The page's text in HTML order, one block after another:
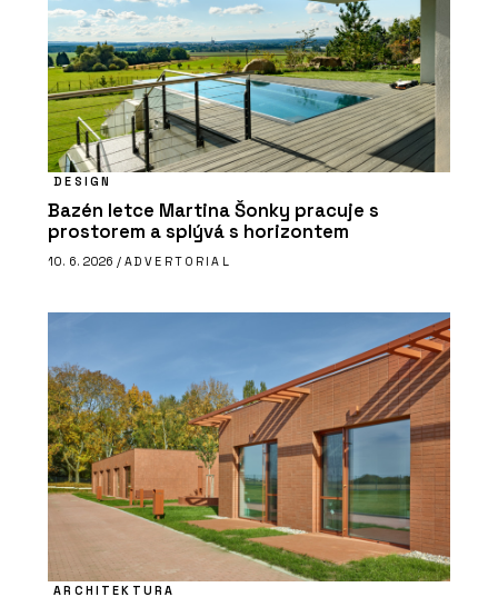
DESIGN
Bazén letce Martina Šonky pracuje s
prostorem a splývá s horizontem
10. 6. 2026 / ADVERTORIAL
ARCHITEKTURA